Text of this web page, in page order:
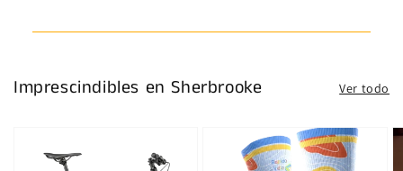
Imprescindibles en Sherbrooke Ver todo